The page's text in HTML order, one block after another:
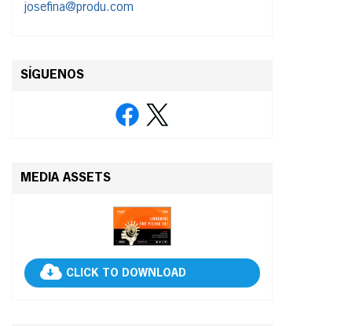
josefina@produ.com
SÍGUENOS
MEDIA ASSETS
CLICK TO DOWNLOAD